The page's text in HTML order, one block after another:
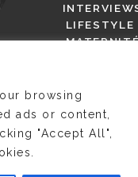
browsing
ads or content,
"Accept All",
A
LIFESTYLE
(BUT
MAGOT !
PARIS
PRESSE
SALONS
VIDÉOS